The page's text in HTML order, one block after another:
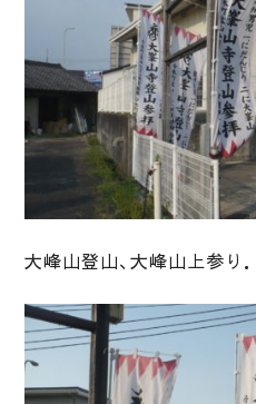
大峰山登山、大峰山上参り